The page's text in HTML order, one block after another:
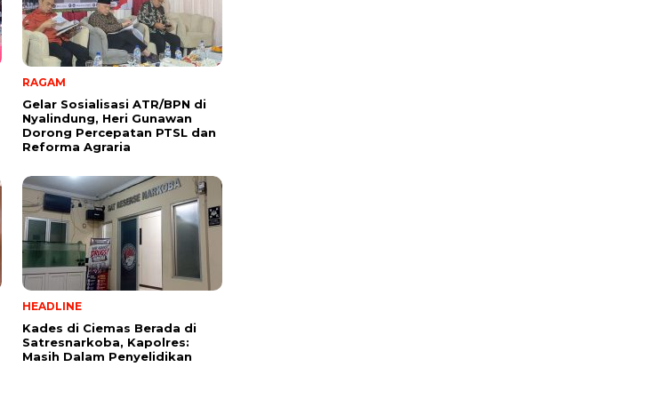
RAGAM
Gelar Sosialisasi ATR/BPN di
Nyalindung, Heri Gunawan
Dorong Percepatan PTSL dan
Reforma Agraria
HEADLINE
Kades di Ciemas Berada di
Satresnarkoba, Kapolres:
Masih Dalam Penyelidikan